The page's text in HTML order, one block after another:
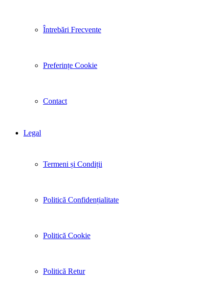
Întrebări Frecvente
Preferințe Cookie
Contact
Legal
Termeni și Condiții
Politică Confidențialitate
Politică Cookie
Politică Retur